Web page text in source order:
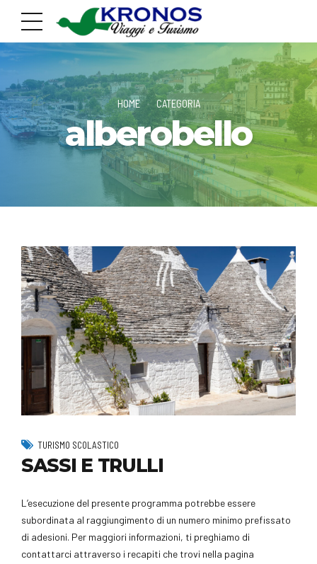
HOME CATEGORIA
alberobello
TURISMO SCOLASTICO
SASSI E TRULLI
L’esecuzione del presente programma potrebbe essere
subordinata al raggiungimento di un numero minimo prefissato
di adesioni. Per maggiori informazioni, ti preghiamo di
contattarci attraverso i recapiti che trovi nella pagina